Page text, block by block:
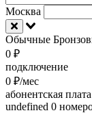
Москва
Обычные
0 ₽
подключение
0 ₽/мес
абонентская плата
undefined 0